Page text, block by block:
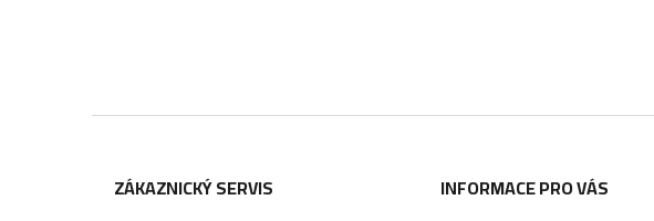
ZÁKAZNICKÝ SERVIS INFORMACE PRO VÁS